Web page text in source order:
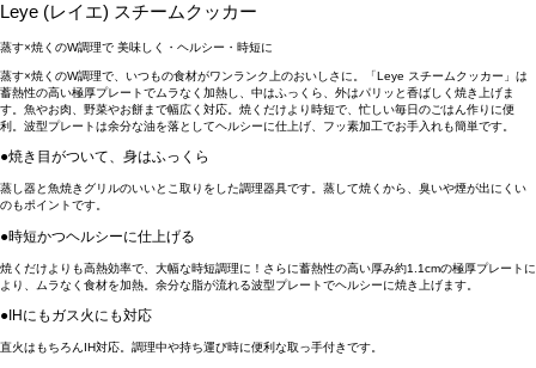
Leye (レイエ) スチームクッカー
蒸す×焼くのW調理で 美味しく・ヘルシー・時短に
蒸す×焼くのW調理で、いつもの食材がワンランク上のおいしさに。「Leye スチームクッカー」は
蓄熱性の高い極厚プレートでムラなく加熱し、中はふっくら、外はパリッと香ばしく焼き上げま
す。魚やお肉、野菜やお餅まで幅広く対応。焼くだけより時短で、忙しい毎日のごはん作りに便
利。波型プレートは余分な油を落としてヘルシーに仕上げ、フッ素加工でお手入れも簡単です。
●焼き目がついて、身はふっくら
蒸し器と魚焼きグリルのいいとこ取りをした調理器具です。蒸して焼くから、臭いや煙が出にくい
のもポイントです。
●時短かつヘルシーに仕上げる
焼くだけよりも高熱効率で、大幅な時短調理に！さらに蓄熱性の高い厚み約1.1cmの極厚プレートに
より、ムラなく食材を加熱。余分な脂が流れる波型プレートでヘルシーに焼き上げます。
●IHにもガス火にも対応
直火はもちろんIH対応。調理中や持ち運び時に便利な取っ手付きです。